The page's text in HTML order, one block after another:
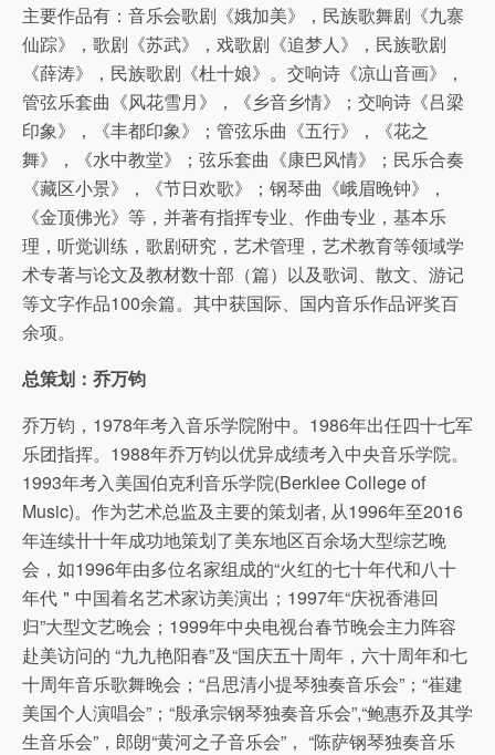
主要作品有：音乐会歌剧《娥加美》，民族歌舞剧《九寨
仙踪》，歌剧《苏武》，戏歌剧《追梦人》，民族歌剧
《薛涛》，民族歌剧《杜十娘》。交响诗《凉山音画》，
管弦乐套曲《风花雪月》，《乡音乡情》；交响诗《吕梁
印象》，《丰都印象》；管弦乐曲《五行》，《花之
舞》，《水中教堂》；弦乐套曲《康巴风情》；民乐合奏
《藏区小景》，《节日欢歌》；钢琴曲《峨眉晚钟》，
《金顶佛光》等，并著有指挥专业、作曲专业，基本乐
理，听觉训练，歌剧研究，艺术管理，艺术教育等领域学
术专著与论文及教材数十部（篇）以及歌词、散文、游记
等文字作品100余篇。其中获国际、国内音乐作品评奖百
余项。
总策划：乔万钧
乔万钧，1978年考入音乐学院附中。1986年出任四十七军
乐团指挥。1988年乔万钧以优异成绩考入中央音乐学院。
1993年考入美国伯克利音乐学院(Berklee College of
Music)。作为艺术总监及主要的策划者, 从1996年至2016
年连续卄十年成功地策划了美东地区百余场大型综艺晚
会，如1996年由多位名家组成的“火红的七十年代和八十
年代＂中国着名艺术家访美演出；1997年“庆祝香港回
归”大型文艺晚会；1999年中央电视台春节晚会主力阵容
赴美访问的 “九九艳阳春”及“国庆五十周年，六十周年和七
十周年音乐歌舞晚会；“吕思清小提琴独奏音乐会”；“崔建
美国个人演唱会”；“殷承宗钢琴独奏音乐会”,“鲍惠乔及其学
生音乐会”，郎朗“黄河之子音乐会”， “陈萨钢琴独奏音乐